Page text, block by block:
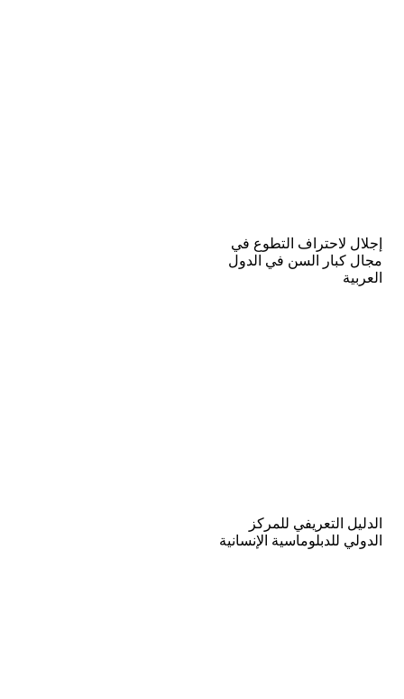
إجلال لاحتراف التطوع في
مجال كبار السن في الدول
العربية
الدليل التعريفي للمركز
الدولي للدبلوماسية الإنسانية